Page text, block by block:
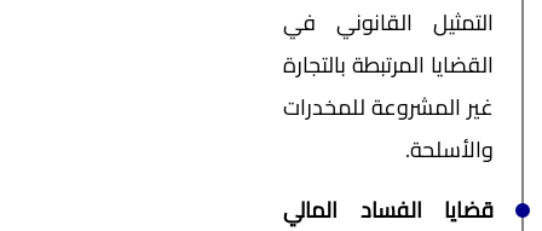
التمثيل القانوني في
القضايا المرتبطة بالتجارة
غير المشروعة للمخدرات
والأسلحة.
قضايا الفساد المالي